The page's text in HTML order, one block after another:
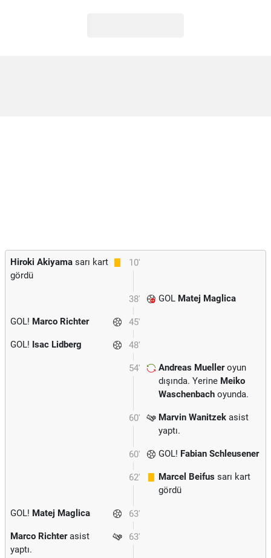
10'
Hiroki Akiyama sarı kart
gördü
38' GOL Matej Maglica
45'
GOL! Marco Richter
48'
GOL! Isac Lidberg
54' Andreas Muelleroyun
dışında. Yerine Meiko
Waschenbach oyunda.
60' Marvin Wanitzek asist
yaptı.
60' GOL! Fabian Schleusener
62' Marcel Beifus sarı kart
gördü
63'
GOL! Matej Maglica
63'
Marco Richterasist
yaptı.